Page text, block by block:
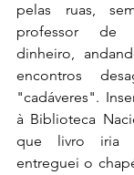
pelas ruas,
professor de
dinheiro,
encontros
"cadáveres".
à Biblioteca
que livro iria
entreguei o